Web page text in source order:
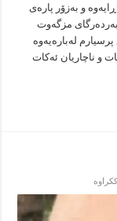
و به‌زۆر پاره‌ی
مزگه‌وت
له‌باره‌یه‌وه‌
و ناچاریان ئه‌كات